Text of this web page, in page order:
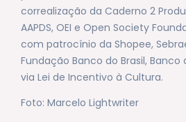
correalização da Caderno 2
AAPDS, OEI e Open Society
com patrocínio da Shopee,
Fundação Banco do Brasil, Banco
via Lei de Incentivo à Cultura.
Foto: Marcelo Lightwriter